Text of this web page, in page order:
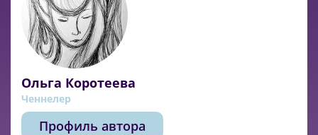
Ольга Коротеева
Ченнелер
Профиль автора